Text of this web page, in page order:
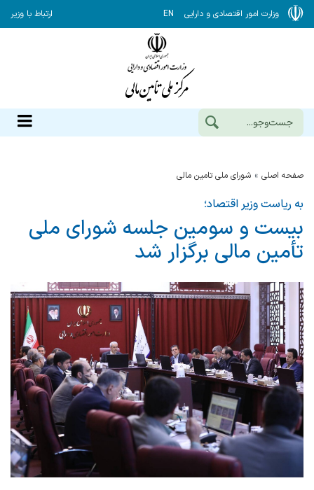
وزارت امور اقتصادی و دارایی EN ارتباط با وزیر
صفحه اصلی شورای ملی تامین مالی
به ریاست وزیر اقتصاد؛
بیست و سومین جلسه شورای ملی
تأمین مالی برگزار شد